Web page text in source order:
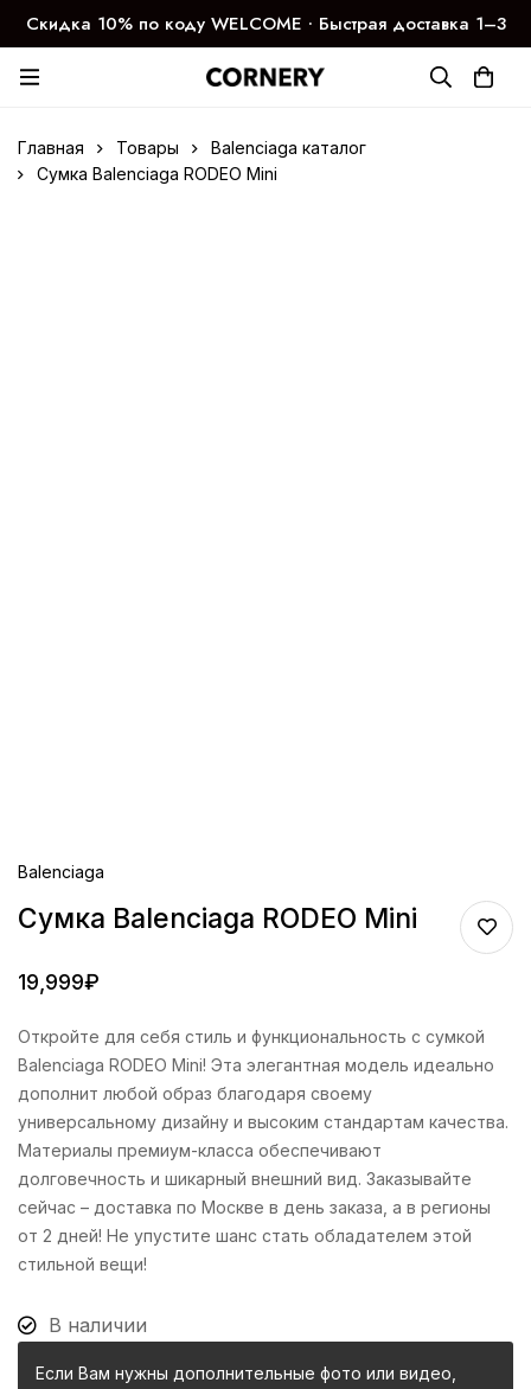
Скидка 10% по коду WELCOME ∙ Быстрая доставка 1–3
дня
Главная Товары
Balenciaga каталог
Сумка Balenciaga RODEO Mini
Balenciaga
Сумка Balenciaga RODEO Mini
19,999₽
Откройте для себя стиль и функциональность с сумкой
Balenciaga RODEO Mini! Эта элегантная модель идеально
дополнит любой образ благодаря своему
универсальному дизайну и высоким стандартам качества.
Материалы премиум-класса обеспечивают
долговечность и шикарный внешний вид. Заказывайте
сейчас – доставка по Москве в день заказа, а в регионы
от 2 дней! Не упустите шанс стать обладателем этой
стильной вещи!
В наличии
Если Вам нужны дополнительные фото или видео,